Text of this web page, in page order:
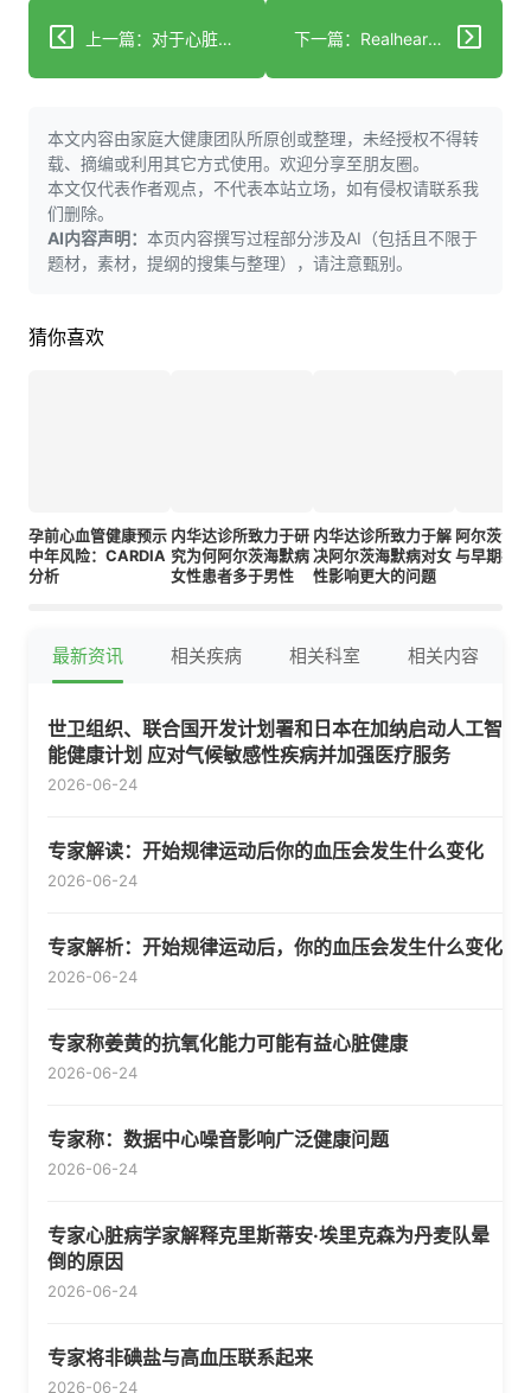
上一篇：对于心脏移植患者，血液检测可能更早、更轻松地发现排斥反应 下一篇：Realheart从季度财务报告改为半年度财务报告
本文内容由家庭大健康团队所原创或整理，未经授权不得转
载、摘编或利用其它方式使用。欢迎分享至朋友圈。
本文仅代表作者观点，不代表本站立场，如有侵权请联系我
们删除。
AI内容声明： 本页内容撰写过程部分涉及AI（包括且不限于
题材，素材，提纲的搜集与整理），请注意甄别。
猜你喜欢
孕前心血管健康预示
中年风险：CARDIA
分析
内华达诊所致力于研
究为何阿尔茨海默病
女性患者多于男性
内华达诊所致力于解
决阿尔茨海默病对女
性影响更大的问题
阿尔茨海
与早期症状
最新资讯 相关疾病 相关科室 相关内容
世卫组织、联合国开发计划署和日本在加纳启动人工智
能健康计划 应对气候敏感性疾病并加强医疗服务
2026-06-24
专家解读：开始规律运动后你的血压会发生什么变化
2026-06-24
专家解析：开始规律运动后，你的血压会发生什么变化
2026-06-24
专家称姜黄的抗氧化能力可能有益心脏健康
2026-06-24
专家称：数据中心噪音影响广泛健康问题
2026-06-24
专家心脏病学家解释克里斯蒂安·埃里克森为丹麦队晕
倒的原因
2026-06-24
专家将非碘盐与高血压联系起来
2026-06-24